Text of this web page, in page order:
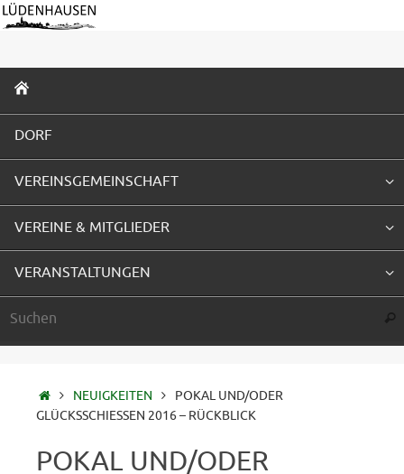
Zum
Inhalt
INHALT
SPRINGEN
DORF
VEREINSGEMEINSCHAFT
VEREINE & MITGLIEDER
VERANSTALTUNGEN
STARTSEITE
NEUIGKEITEN
POKAL UND/ODER
GLÜCKSSCHIESSEN 2016 – RÜCKBLICK
POKAL UND/ODER